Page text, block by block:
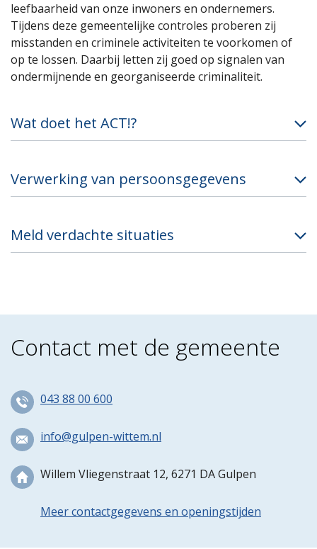
leefbaarheid van onze inwoners en ondernemers.
Tijdens deze gemeentelijke controles proberen zij
misstanden en criminele activiteiten te voorkomen of
op te lossen. Daarbij letten zij goed op signalen van
ondermijnende en georganiseerde criminaliteit.
Wat doet het ACT!?
Verwerking van persoonsgegevens
Meld verdachte situaties
Contact met de gemeente
043 88 00 600
info@gulpen-wittem.nl
Willem Vliegenstraat 12, 6271 DA Gulpen
Meer contactgegevens en openingstijden